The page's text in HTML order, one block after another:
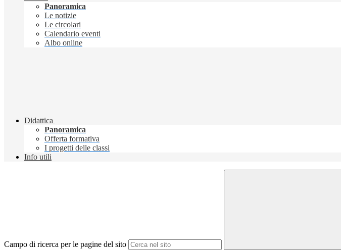
Panoramica
Le notizie
Le circolari
Calendario eventi
Albo online
Didattica
Panoramica
Offerta formativa
I progetti delle classi
Info utili
Campo di ricerca per le pagine del sito